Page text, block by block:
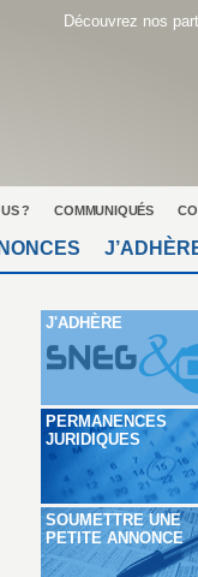
Découvrez nos
? COMMUNIQUÉS
J'ADHÈRE
PERMANENCES
JURIDIQUES
SOUMETTRE UNE
PETITE ANNONCE